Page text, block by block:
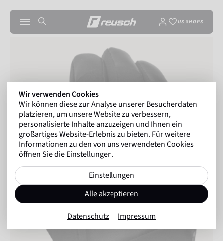
US SHOPS
Wir verwenden Cookies
Wir können diese zur Analyse unserer Besucherdaten
platzieren, um unsere Website zu verbessern,
personalisierte Inhalte anzuzeigen und Ihnen ein
großartiges Website-Erlebnis zu bieten. Für weitere
Informationen zu den von uns verwendeten Cookies
öffnen Sie die Einstellungen.
Einstellungen
Alle akzeptieren
Datenschutz Impressum